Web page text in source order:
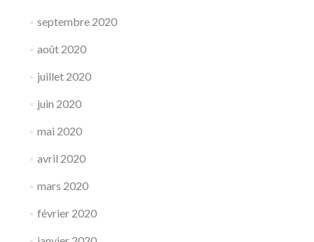
septembre 2020
août 2020
juillet 2020
juin 2020
mai 2020
avril 2020
mars 2020
février 2020